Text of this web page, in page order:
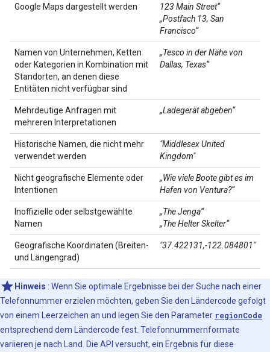
Google Maps dargestellt werden
123 Main Street“
„Postfach 13, San
Francisco“
Namen von Unternehmen, Ketten
oder Kategorien in Kombination mit
Standorten, an denen diese
Entitäten nicht verfügbar sind
„Tesco in der Nähe von
Dallas, Texas“
Mehrdeutige Anfragen mit
mehreren Interpretationen
„Ladegerät abgeben“
Historische Namen, die nicht mehr
verwendet werden
"Middlesex United
Kingdom"
Nicht geografische Elemente oder
Intentionen
„Wie viele Boote gibt es im
Hafen von Ventura?“
Inoffizielle oder selbstgewählte
Namen
„The Jenga“
„The Helter Skelter“
Geografische Koordinaten (Breiten-
und Längengrad)
"37.422131,-122.084801"
Hinweis : Wenn Sie optimale Ergebnisse bei der Suche nach einer
Telefonnummer erzielen möchten, geben Sie den Ländercode gefolgt
von einem Leerzeichen an und legen Sie den Parameter regionCode
entsprechend dem Ländercode fest. Telefonnummernformate
variieren je nach Land. Die API versucht, ein Ergebnis für diese